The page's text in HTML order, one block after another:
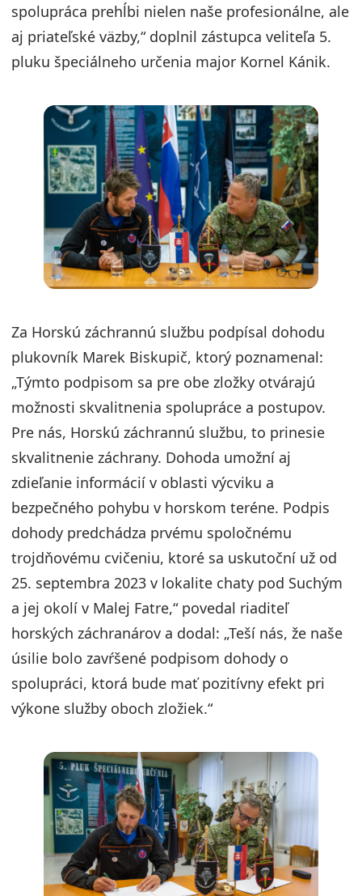
spolupráca prehĺbi nielen naše profesionálne, ale
aj priateľské väzby,“ doplnil zástupca veliteľa 5.
pluku špeciálneho určenia major Kornel Kánik.
Za Horskú záchrannú službu podpísal dohodu
plukovník Marek Biskupič, ktorý poznamenal:
„Týmto podpisom sa pre obe zložky otvárajú
možnosti skvalitnenia spolupráce a postupov.
Pre nás, Horskú záchrannú službu, to prinesie
skvalitnenie záchrany. Dohoda umožní aj
zdieľanie informácií v oblasti výcviku a
bezpečného pohybu v horskom teréne. Podpis
dohody predchádza prvému spoločnému
trojdňovému cvičeniu, ktoré sa uskutoční už od
25. septembra 2023 v lokalite chaty pod Suchým
a jej okolí v Malej Fatre,“ povedal riaditeľ
horských záchranárov a dodal: „Teší nás, že naše
úsilie bolo zavŕšené podpisom dohody o
spolupráci, ktorá bude mať pozitívny efekt pri
výkone služby oboch zložiek.“